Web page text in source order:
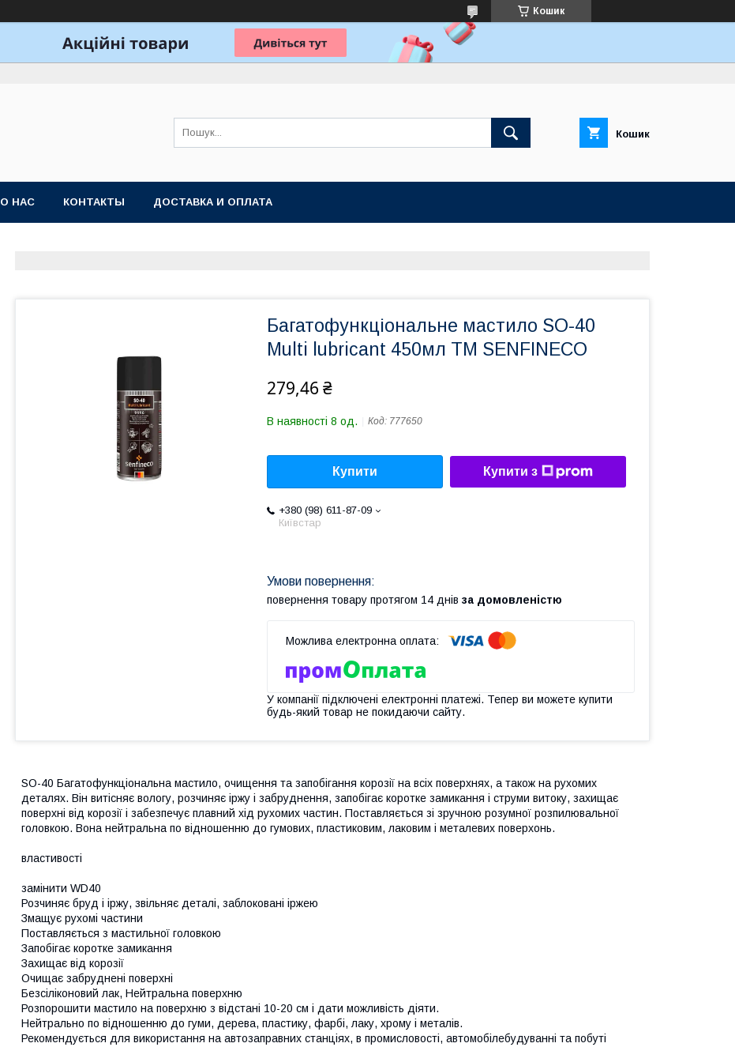
Кошик
Кошик
О НАС КОНТАКТЫ ДОСТАВКА И ОПЛАТА
Багатофункціональне мастило SO-40
Multi lubricant 450мл ТМ SENFINECO
279,46 ₴
В наявності 8 од. Код: 777650
Купити Купити з
+380 (98) 611-87-09
Київстар
повернення товару протягом 14 днів за домовленістю
У компанії підключені електронні платежі. Тепер ви можете купити
будь-який товар не покидаючи сайту.
SO-40 Багатофункціональна мастило, очищення та запобігання корозії на всіх поверхнях, а також на рухомих
деталях. Він витісняє вологу, розчиняє іржу і забруднення, запобігає коротке замикання і струми витоку, захищає
поверхні від корозії і забезпечує плавний хід рухомих частин. Поставляється зі зручною розумної розпилювальної
головкою. Вона нейтральна по відношенню до гумових, пластиковим, лаковим і металевих поверхонь.
властивості
замінити WD40
Розчиняє бруд і іржу, звільняє деталі, заблоковані іржею
Змащує рухомі частини
Поставляється з мастильної головкою
Запобігає коротке замикання
Захищає від корозії
Очищає забруднені поверхні
Безсіліконовий лак, Нейтральна поверхню
Розпорошити мастило на поверхню з відстані 10-20 см і дати можливість діяти.
Нейтрально по відношенню до гуми, дерева, пластику, фарбі, лаку, хрому і металів.
Рекомендується для використання на автозаправних станціях, в промисловості, автомобілебудуванні та побуті